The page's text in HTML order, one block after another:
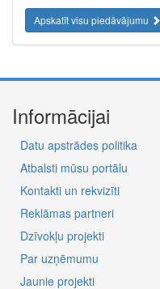
Apskatīt visu piedāvājumu
Informācijai
Datu apstrādes politika
Atbalsti mūsu portālu
Kontakti un rekvizīti
Reklāmas partneri
Dzīvokļu projekti
Par uzņēmumu
Jaunie projekti